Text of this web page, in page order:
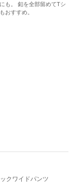
も。 釦を全部留めてTシ
おすすめ。
クワイドパンツ